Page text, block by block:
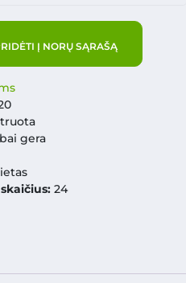
Į NORŲ SĄRAŠĄ
gera
24